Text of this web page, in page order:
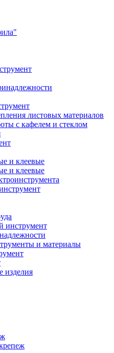
листовых материалов
с кафелем и стеклом
и клеевые
и клеевые
инструмент
и материалы
изделия